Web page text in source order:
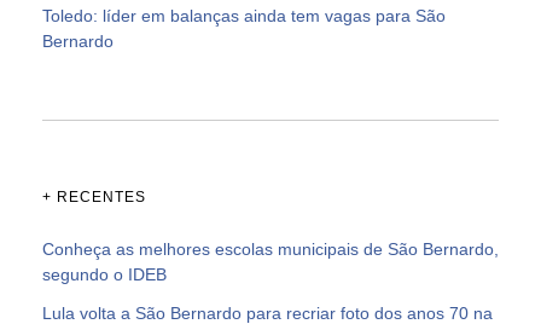
Toledo: líder em balanças ainda tem vagas para São
Bernardo
+ RECENTES
Conheça as melhores escolas municipais de São Bernardo,
segundo o IDEB
Lula volta a São Bernardo para recriar foto dos anos 70 na